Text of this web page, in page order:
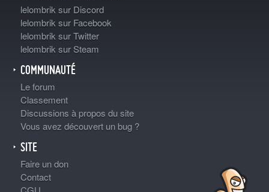
lelombrik sur Discord
lelombrik sur Facebook
lelombrik sur Twitter
lelombrik sur Steam
COMMUNAUTÉ
Le forum
Classement
Discussions à propos du site
Vous avez découvert un bug ?
SITE
Faire un don
Contact